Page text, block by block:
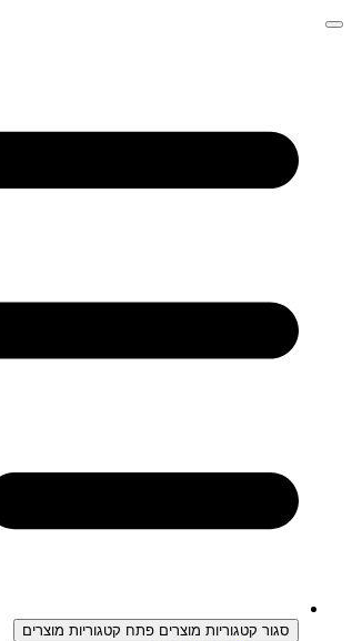
סגור קטגוריות מוצרים פתח קטגוריות מוצרים